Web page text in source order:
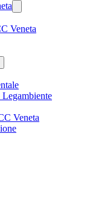
Veneta
Legambiente
Veneta